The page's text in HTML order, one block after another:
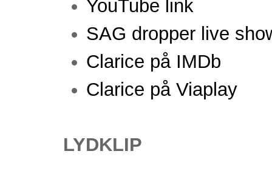
YouTube link
SAG dropper live
Clarice på IMDb
Clarice på Viaplay
LYDKLIP